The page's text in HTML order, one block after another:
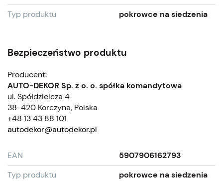
Typ produktu
pokrowce na siedzenia
Bezpieczeństwo produktu
Producent:
AUTO-DEKOR Sp. z o. o. spółka komandytowa
ul. Spółdzielcza 4
38-420 Korczyna, Polska
+48 13 43 88 101
autodekor@autodekor.pl
EAN
5907906162793
Typ produktu
pokrowce na siedzenia